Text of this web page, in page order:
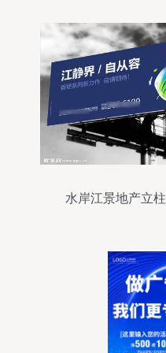
水岸江景地产立